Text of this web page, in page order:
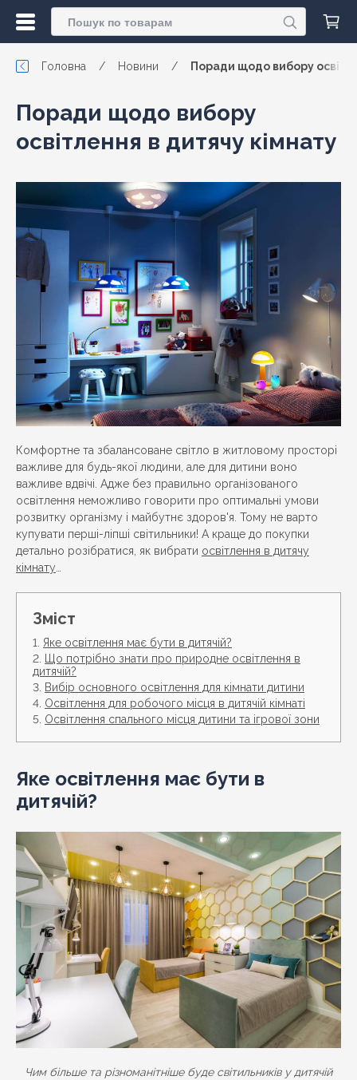
Головна / Новини / Поради щодо вибору
Поради щодо вибору
освітлення в дитячу кімнату
Комфортне та збалансоване світло в житловому просторі
важливе для будь-якої людини, але для дитини воно
важливе вдвічі. Адже без правильно організованого
освітлення неможливо говорити про оптимальні умови
розвитку організму і майбутнє здоров'я. Тому не варто
купувати перші-ліпші світильники! А краще до покупки
детально розібратися, як вибрати освітлення в дитячу
кімнату
Зміст
Яке освітлення має бути в дитячій?
Що потрібно знати про природне освітлення в
дитячій?
Вибір основного освітлення для кімнати дитини
Освітлення для робочого місця в дитячій кімнаті
Освітлення спального місця дитини та ігрової зони
Яке освітлення має бути в
дитячій?
Чим більше та різноманітніше буде світильників у дитячій